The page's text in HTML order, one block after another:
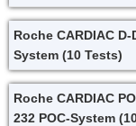
Roche CARDIAC
System (10 Tests)
Roche CARDIAC
232 POC-System